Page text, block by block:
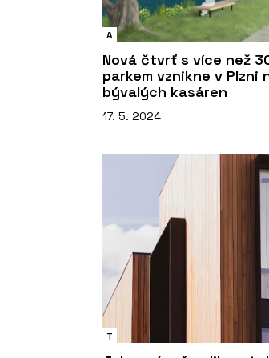
A
Nová čtvrť s více než
parkem vznikne v Plzni
bývalých kasáren
17. 5. 2024
T